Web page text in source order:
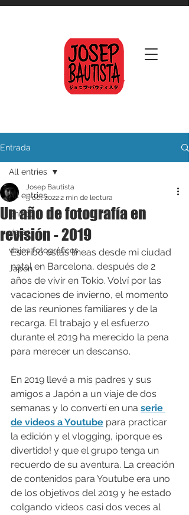
Entrada
All entries
Shinto
viajes
viajes fotográficos
Japón
All entries
Un año de fotografía en
revisión - 2019
Josep Bautista
5 oct 20222 min de lectura
Escribo estas líneas desde mi ciudad
natal en Barcelona, después de 2
años de vivir en Tokio. Volví por las
vacaciones de invierno, el momento
de las reuniones familiares y de la
recarga. El trabajo y el esfuerzo
durante el 2019 ha merecido la pena
para merecer un descanso.
En 2019 llevé a mis padres y sus
amigos a Japón a un viaje de dos
semanas y lo convertí en una serie
de videos a Youtube para practicar
la edición y el vlogging, ¡porque es
divertido! y que el grupo tenga un
recuerdo de su aventura. La creación
de contenidos para Youtube era uno
de los objetivos del 2019 y he estado
colgando videos casi dos veces al